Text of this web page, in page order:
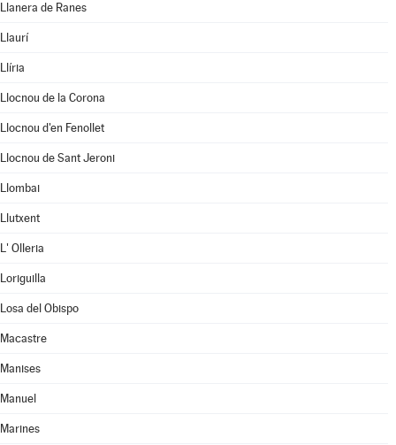
Llanera de Ranes
Llaurí
Llíria
Llocnou de la Corona
Llocnou d'en Fenollet
Llocnou de Sant Jeroni
Llombai
Llutxent
L' Olleria
Loriguilla
Losa del Obispo
Macastre
Manises
Manuel
Marines